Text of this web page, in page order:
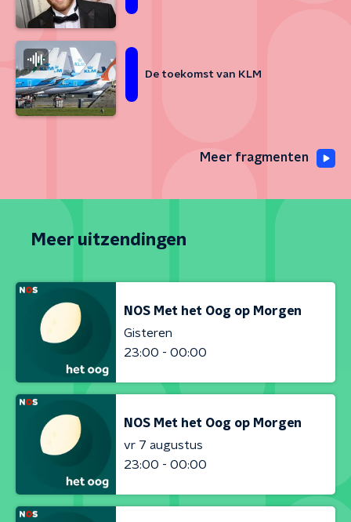
De toekomst van KLM
Meer fragmenten
Meer uitzendingen
NOS Met het Oog op Morgen
Gisteren
23:00 - 00:00
NOS Met het Oog op Morgen
vr 7 augustus
23:00 - 00:00